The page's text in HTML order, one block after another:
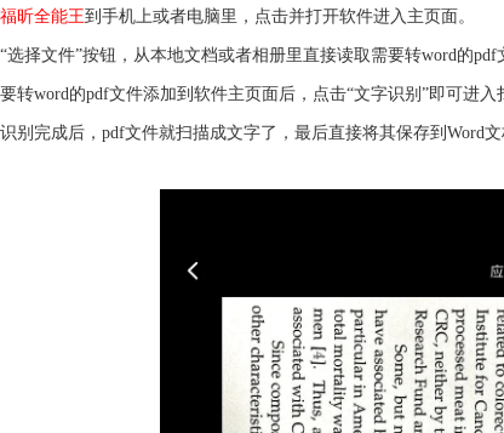
福昕全能王到手机上或者电脑里，点击并打开软件进入主页面。
件”按钮，从本地文档或者相册里直接读取需要转word的pdf
的pdf文件添加到软件主页面后，点击“文字识别”即可进入
成后，pdf文件就扫描成文字了，最后直接将其保存到Word文